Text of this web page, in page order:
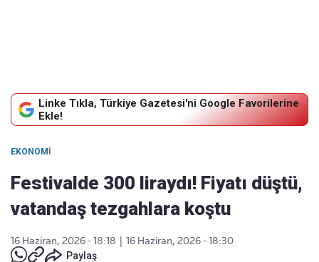
Linke Tıkla, Türkiye Gazetesi'ni Google Favorilerine
Ekle!
EKONOMI
Festivalde 300 liraydı! Fiyatı düştü,
vatandaş tezgahlara koştu
16 Haziran, 2026 - 18:18
16 Haziran, 2026 - 18:30
Paylaş